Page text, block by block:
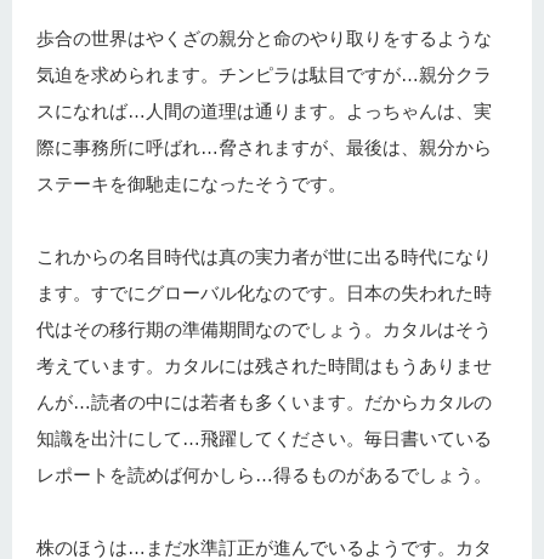
歩合の世界はやくざの親分と命のやり取りをするような
気迫を求められます。チンピラは駄目ですが…親分クラ
スになれば…人間の道理は通ります。よっちゃんは、実
際に事務所に呼ばれ…脅されますが、最後は、親分から
ステーキを御馳走になったそうです。
これからの名目時代は真の実力者が世に出る時代になり
ます。すでにグローバル化なのです。日本の失われた時
代はその移行期の準備期間なのでしょう。カタルはそう
考えています。カタルには残された時間はもうありませ
んが…読者の中には若者も多くいます。だからカタルの
知識を出汁にして…飛躍してください。毎日書いている
レポートを読めば何かしら…得るものがあるでしょう。
株のほうは…まだ水準訂正が進んでいるようです。カタ